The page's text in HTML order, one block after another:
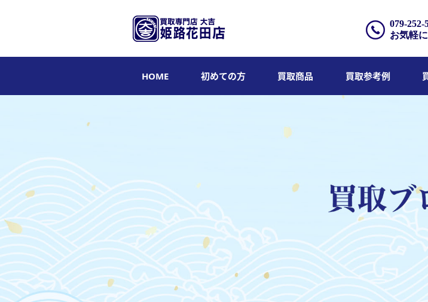
079-252-
お気軽
HOME 初めての方 買取商品 買取参考例